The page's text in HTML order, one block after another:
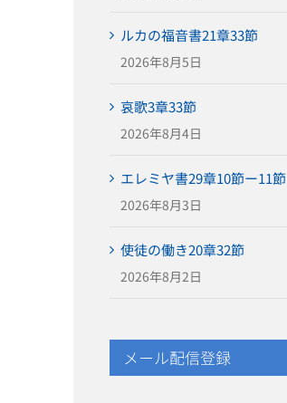
ルカの福音書21章33節
2026年8月5日
哀歌3章33節
2026年8月4日
エレミヤ書29章10節ー11節
2026年8月3日
使徒の働き20章32節
2026年8月2日
メール配信登録